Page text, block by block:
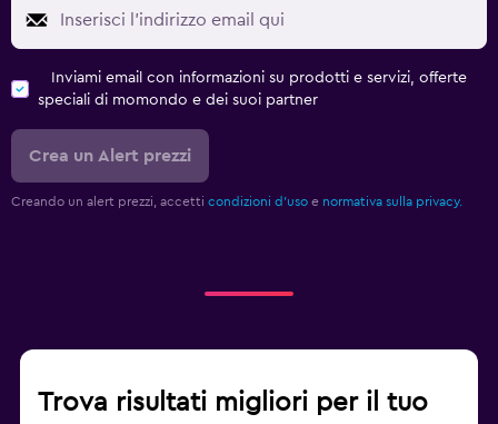
Inviami email con informazioni su prodotti e servizi, offerte
speciali di momondo e dei suoi partner
Crea un Alert prezzi
Creando un alert prezzi, accetti condizioni d'uso e normativa sulla privacy.
Trova risultati migliori per il tuo